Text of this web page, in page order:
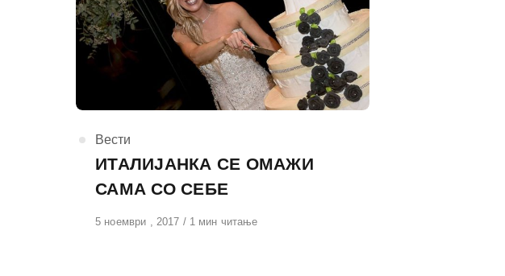
КАтегорија
Вести
ИТАЛИЈАНКА СЕ ОМАЖИ
САМА СО СЕБЕ
Објавено
5 ноември , 2017 1 мин читање